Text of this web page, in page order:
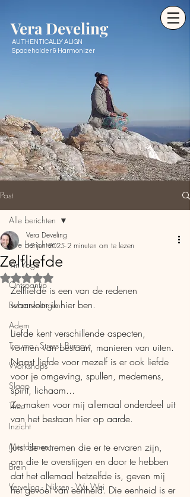
Vera Develing
AUTHENTICALLY ALIGN
Spaceholder & Harmonizer
Post
Alle berichten
Yin Yoga
Ontspantip
Behandelingen
Adem
Trauma - Stress - Burnout
Workshops
Slaap
Thee
Inzicht
Meridianen
Brein
Verveling - Niksen - Wu Wei
Alle berichten
Zelfliefde
Vera Develing
12 jun 2025 2 minuten om te lezen
Beoordeeld met NaN uit 5 sterren.
Zelfliefde is een van de redenen
waarvoor ik hier ben.
Liefde kent verschillende aspecten,
vormen van bestaan, manieren van uiten.
Naast liefde voor mezelf is er ook liefde
voor je omgeving, spullen, medemens,
spirit, lichaam...
Ze maken voor mij allemaal onderdeel uit
van het bestaan hier op aarde.
Juist de extremen die er te ervaren zijn,
om die te overstijgen en door te hebben
dat het allemaal hetzelfde is, geven mij
het gevoel van eenheid. Die eenheid is er